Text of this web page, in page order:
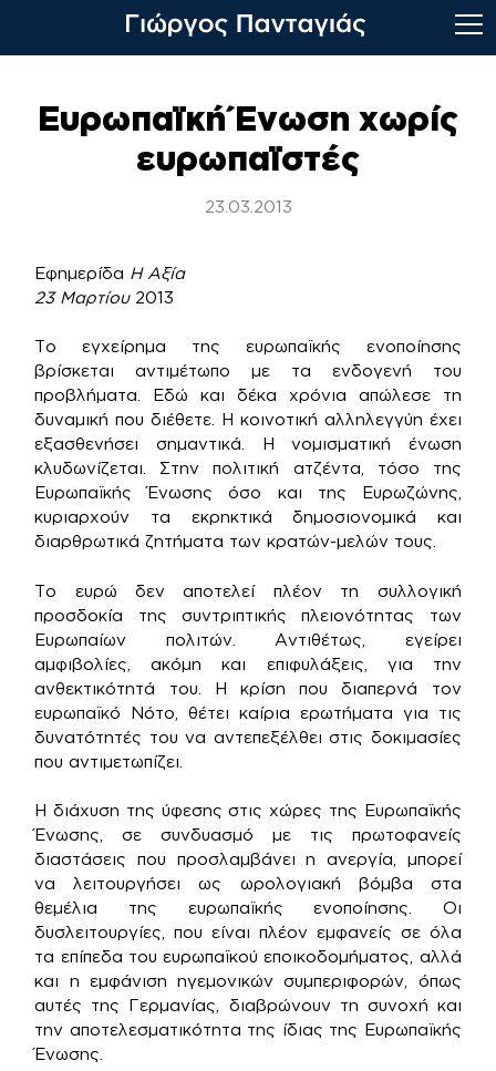
contentΕυρωπαϊκή Ένωση χωρίς
ευρωπαϊστές
23.03.2013
Εφημερίδα Η Αξία
23 Μαρτίου 2013
Το εγχείρημα της ευρωπαϊκής ενοποίησης
βρίσκεται αντιμέτωπο με τα ενδογενή του
προβλήματα. Εδώ και δέκα χρόνια απώλεσε τη
δυναμική που διέθετε. Η κοινοτική αλληλεγγύη έχει
εξασθενήσει σημαντικά. Η νομισματική ένωση
κλυδωνίζεται. Στην πολιτική ατζέντα, τόσο της
Ευρωπαϊκής Ένωσης όσο και της Ευρωζώνης,
κυριαρχούν τα εκρηκτικά δημοσιονομικά και
διαρθρωτικά ζητήματα των κρατών-μελών τους.
Το ευρώ δεν αποτελεί πλέον τη συλλογική
προσδοκία της συντριπτικής πλειονότητας των
Ευρωπαίων πολιτών. Αντιθέτως, εγείρει
αμφιβολίες, ακόμη και επιφυλάξεις, για την
ανθεκτικότητά του. Η κρίση που διαπερνά τον
ευρωπαϊκό Νότο, θέτει καίρια ερωτήματα για τις
δυνατότητές του να αντεπεξέλθει στις δοκιμασίες
που αντιμετωπίζει.
Η διάχυση της ύφεσης στις χώρες της Ευρωπαϊκής
Ένωσης, σε συνδυασμό με τις πρωτοφανείς
διαστάσεις που προσλαμβάνει η ανεργία, μπορεί
να λειτουργήσει ως ωρολογιακή βόμβα στα
θεμέλια της ευρωπαϊκής ενοποίησης. Οι
δυσλειτουργίες, που είναι πλέον εμφανείς σε όλα
τα επίπεδα του ευρωπαϊκού εποικοδομήματος, αλλά
και η εμφάνιση ηγεμονικών συμπεριφορών, όπως
αυτές της Γερμανίας, διαβρώνουν τη συνοχή και
την αποτελεσματικότητα της ίδιας της Ευρωπαϊκής
Ένωσης.